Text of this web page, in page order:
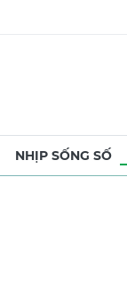
NHỊP SỐNG SỐ